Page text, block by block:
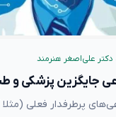
دکتر علی‌اصغر هنرمند
جایگزین پزشکی و